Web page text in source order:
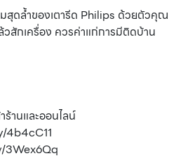
สุดล้ำของเตารีด Philips ด้วยตัวคุณ
วสักเครื่อง ควรค่าแก่การมีติดบ้าน
านและออนไลน์
4b4cC11